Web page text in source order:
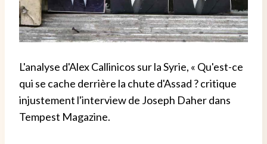
L'analyse d'Alex Callinicos sur la Syrie, « Qu'est-ce
qui se cache derrière la chute d'Assad ? critique
injustement l'interview de Joseph Daher dans
Tempest Magazine.